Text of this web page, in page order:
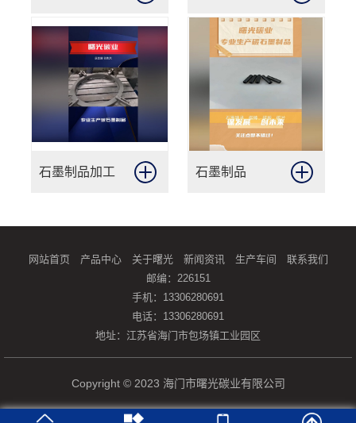
石墨制品加工 石墨制品
网站首页 产品中心 关于曙光 新闻资讯 生产车间
联系我们
邮编：226151
手机：13306280691
电话：13306280691
地址：江苏省海门市包场镇工业园区
Copyright © 2023 海门市曙光碳业有限公司